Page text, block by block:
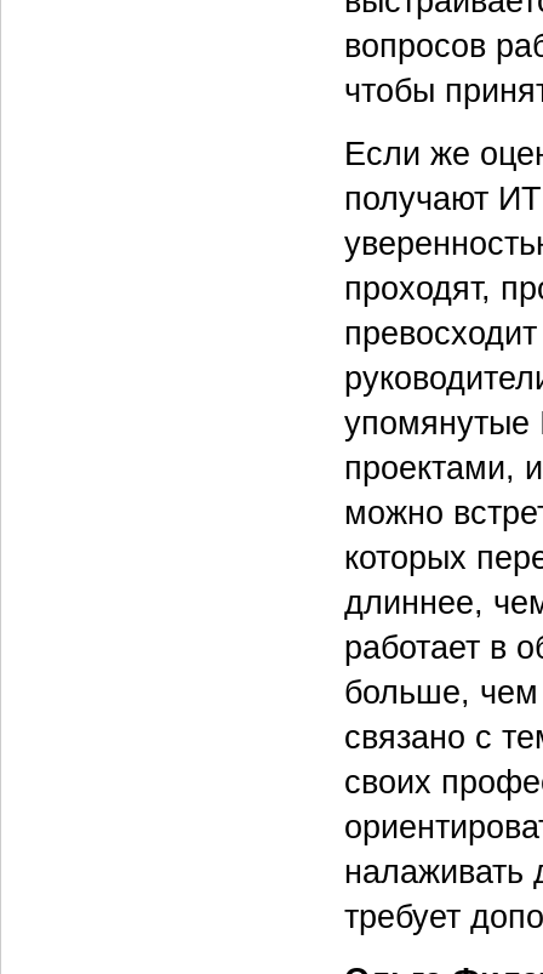
вопросов
чтобы
Если же
получают
проходят,
упомянутые
проектами,
можно
которых
длиннее,
работает в
больше, чем
связано с
своих
налаживать
требует